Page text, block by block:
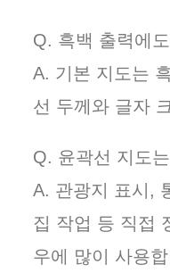
Q. 흑백 출력에
A. 기본 지도는
선 두께와 글자
Q. 윤곽선 지도
A. 관광지 표시,
집 작업 등 직접
우에 많이 사용